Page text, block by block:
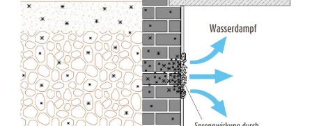
erfordern jedoch ein schnelles Handeln, um
langfristige Feuchtigkeitsschäden am Haus
rechtzeitig zu verhindern. Auslöser für einen
solchen Wasserschaden können sowohl
Rohrbrüche als auch defekte Haushaltsgeräte
wie z.B. eine übergelaufene Waschmaschine
im darüber liegenden Stockwerk sein.